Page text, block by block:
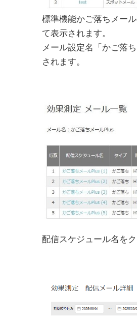
標準機能かご落ちメー
て表示されます。
メール設定名「かご落
されます。
配信スケジュール名を